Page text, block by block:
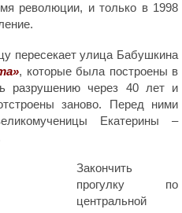
революции, и только в 1998
пересекает улица Бабушкина
, которые была построены в
разрушению через 40 лет и
заново. Перед ними
Екатерины –
Закончить
прогулку по
центральной